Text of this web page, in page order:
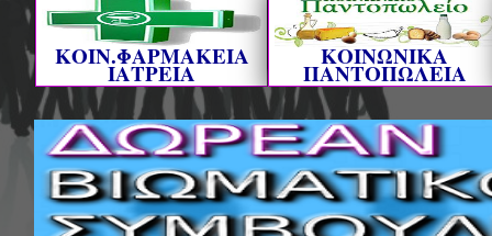
ΚΟΙΝ.ΦΑΡΜΑΚΕΙΑ
ΙΑΤΡΕΙΑ
ΚΟΙΝΩΝΙΚΑ
ΠΑΝΤΟΠΩΛΕΙΑ